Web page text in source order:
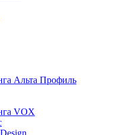
Альта Профиль
VOX